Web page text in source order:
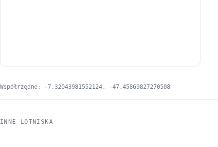
Współrzędne: -7.32043981552124, -47.45869827270508
INNE LOTNISKA